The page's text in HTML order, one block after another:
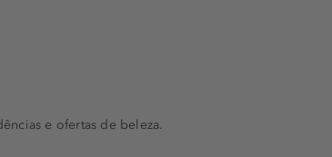
e ofertas de beleza.